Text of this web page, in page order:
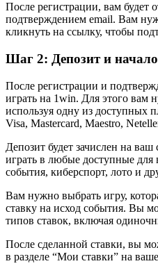
После регистрации, вам будет
подтверждением email. Вам
кликнуть на ссылку, чтобы
Шаг 2: Депозит и
После регистрации и
играть на 1win. Для этого вам
используя одну из доступных
Visa, Mastercard, Maestro,
Депозит будет зачислен на
играть в любые доступные
события, киберспорт, лото и
Вам нужно выбрать игру,
ставку на исход события. Вы
типов ставок, включая
После сделанной ставки, вы
в разделе “Мои ставки” на